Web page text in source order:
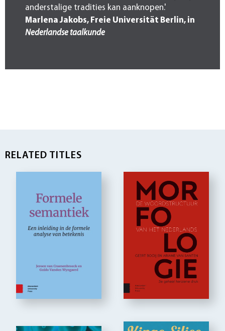
anderstalige tradities kan aanknopen.'
Marlena Jakobs, Freie Universität Berlin, in
Nederlandse taalkunde
RELATED TITLES